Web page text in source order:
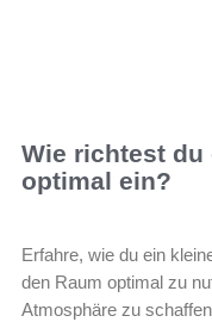
Wie richtest du
optimal ein?
Erfahre, wie du ein
den Raum optimal zu
Atmosphäre zu